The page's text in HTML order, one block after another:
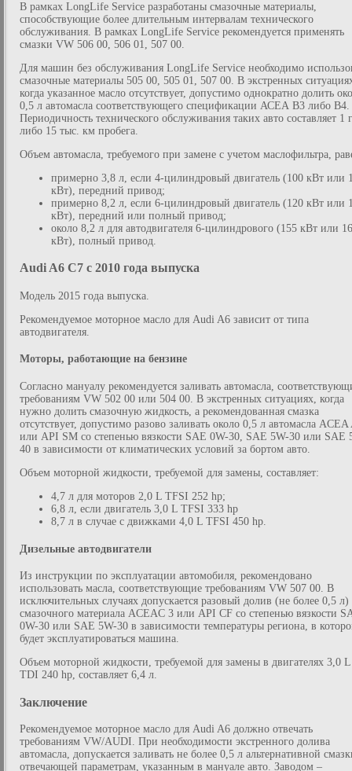
В рамках LongLife Service разработаны смазочные материалы,
способствующие более длительным интервалам технического
обслуживания. В рамках LongLife Service рекомендуется применять
смазки VW 506 00, 506 01, 507 00.
Для машин без обслуживания LongLife Service необходимо
смазочные материалы 505 00, 505 01, 507 00. В экстренных
когда указанное масло отсутствует, допустимо однократно долить
0,5 л автомасла соответствующего спецификации АСЕА В3 либо В4.
Периодичность технического обслуживания таких авто составляет 1
либо 15 тыс. км пробега.
Объем автомасла, требуемого при замене с учетом маслофильтра,
примерно 3,8 л, если 4-цилиндровый двигатель (100 кВт или
кВт), передний привод;
примерно 8,2 л, если 6-цилиндровый двигатель (120 кВт или
кВт), передний или полный привод;
около 8,2 л для автодвигателя 6-цилиндрового (155 кВт или
кВт), полный привод.
Audi A6 C7 c 2010 года выпуска
Модель 2015 года выпуска.
Рекомендуемое моторное масло для Audi A6 зависит от типа
автодвигателя.
Моторы, работающие на бензине
Согласно мануалу рекомендуется заливать автомасла,
требованиям VW 502 00 или 504 00. В экстренных ситуациях, когда
нужно долить смазочную жидкость, а рекомендованная смазка
отсутствует, допустимо разово заливать около 0,5 л автомасла ACEA
или API SM со степенью вязкости SAE 0W-30, SAE 5W-30 или SAE
40 в зависимости от климатических условий за бортом авто.
Объем моторной жидкости, требуемой для замены, составляет:
4,7 л для моторов 2,0 L TFSI 252 hp;
6,8 л, если двигатель 3,0 L TFSI 333 hp
8,7 л в случае с движками 4,0 L TFSI 450 hp.
Дизельные автодвигатели
Из инструкции по эксплуатации автомобиля, рекомендовано
использовать масла, соответствующие требованиям VW 507 00. В
исключительных случаях допускается разовый долив (не более 0,5 л)
смазочного материала ACEAC 3 или API CF со степенью вязкости
0W-30 или SAE 5W-30 в зависимости температуры региона, в
будет эксплуатироваться машина.
Объем моторной жидкости, требуемой для замены в двигателях 3,0 L
TDI 240 hp, составляет 6,4 л.
Заключение
Рекомендуемое моторное масло для Audi A6 должно отвечать
требованиям VW/AUDI. При необходимости экстренного долива
автомасла, допускается заливать не более 0,5 л альтернативной
отвечающей параметрам, указанным в мануале авто. Заводом –